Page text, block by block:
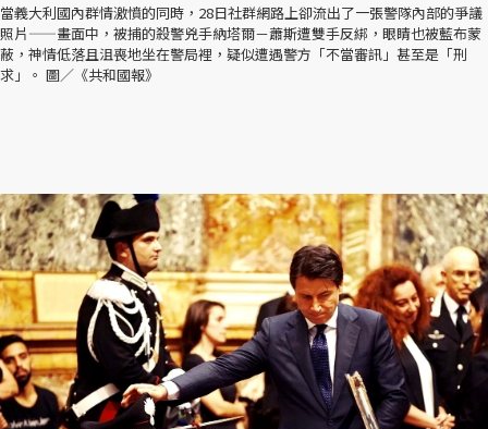
當義大利國內群情激憤的同時，28日社群網路上卻流出了一張警隊內部的爭議
照片——畫面中，被捕的殺警兇手納塔爾－蕭斯遭雙手反綁，眼睛也被藍布蒙
蔽，神情低落且沮喪地坐在警局裡，疑似遭遇警方「不當審訊」甚至是「刑
求」。 圖／《共和國報》